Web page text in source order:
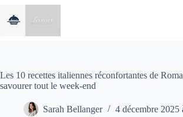
contenu
Les 10 recettes italiennes réconfortantes de
savourer tout le week-end
Sarah Bellanger
4 décembre 2025